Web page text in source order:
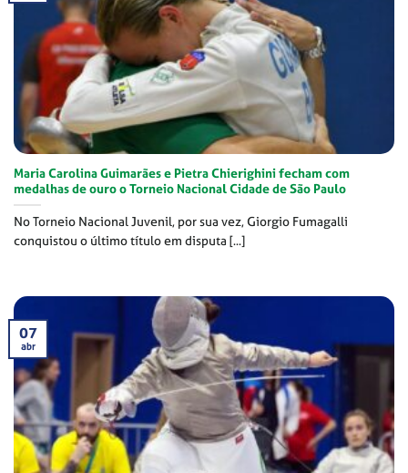
Maria Carolina Guimarães e Pietra Chierighini fecham com
medalhas de ouro o Torneio Nacional Cidade de São Paulo
No Torneio Nacional Juvenil, por sua vez, Giorgio Fumagalli
conquistou o último título em disputa [...]
07
abr